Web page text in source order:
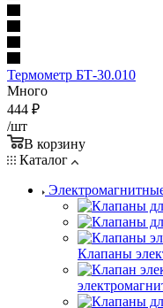
Термометр БТ-30.010
Много
444 ₽
/шт
В корзину
Каталог
Клапаны